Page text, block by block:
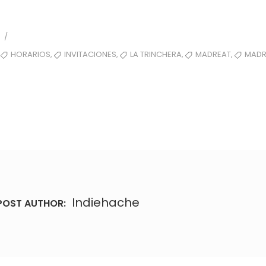
/
HORARIOS, INVITACIONES, LA TRINCHERA, MADREAT,
AUTHOR: Indiehache